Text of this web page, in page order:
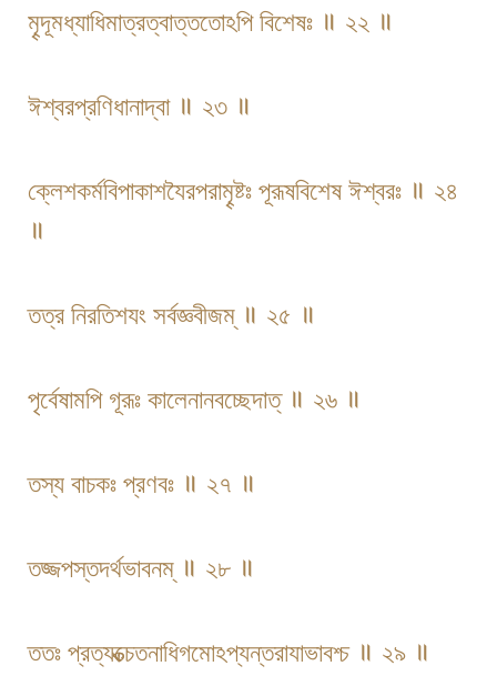
মৄদূমধ্যাধিমাত্রত্বাত্ততোঽপি বিশেষঃ ॥ ২২ ॥
ঈশ্বরপ্রণিধানাদ্বা ॥ ২৩ ॥
ক্লেশকর্মবিপাকাশযৈরপরামৄষ্টঃ পূরূষবিশেষ ঈশ্বরঃ ॥ ২৪
॥
তত্র নিরতিশযং সর্বজ্ঞবীজম্ ॥ ২৫ ॥
পৃর্বেষামপি গূরূঃ কালেনানবচ্ছেদাত্ ॥ ২৬ ॥
তস্য বাচকঃ প্রণবঃ ॥ ২৭ ॥
তজ্জপস্তদর্থভাবনম্ ॥ ২৮ ॥
ততঃ প্রত্যক্ত্চেতনাধিগমোঽপ্যন্তরাযাভাবশ্চ ॥ ২৯ ॥